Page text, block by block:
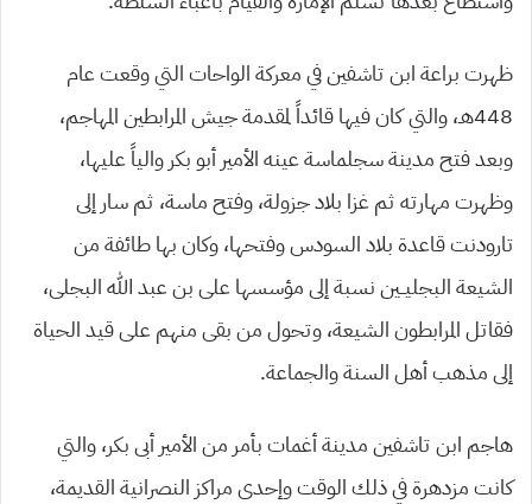
ظهرت براعة ابن تاشفين في معركة الواحات التي وقعت عام
448هـ، والتي كان فيها قائداً لمقدمة جيش المرابطين المهاجم،
وبعد فتح مدينة سجلماسة عينه الأمير أبو بكر والياً عليها،
وظهرت مهارته ثم غزا بلاد جزولة، وفتح ماسة، ثم سار إلى
تارودنت قاعدة بلاد السودس وفتحها، وكان بها طائفة من
الشيعة البجليــين نسبة إلى مؤسسها على بن عبد الله البجلى،
فقاتل المرابطون الشيعة، وتحول من بقى منهم على قيد الحياة
إلى مذهب أهل السنة والجماعة.
هاجم ابن تاشفين مدينة أغمات بأمر من الأمير أبى بكر، والتي
كانت مزدهرة في ذلك الوقت وإحدى مراكز النصرانية القديمة،